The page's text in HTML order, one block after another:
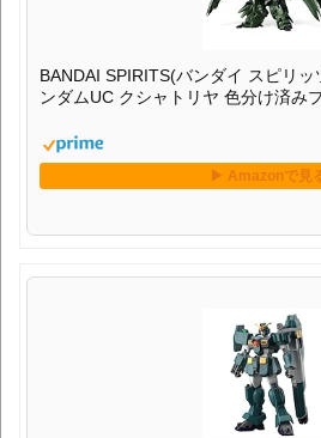
BANDAI SPIRITS(バンダイ スピリ
ンダムUC クシャトリヤ 色分け済み